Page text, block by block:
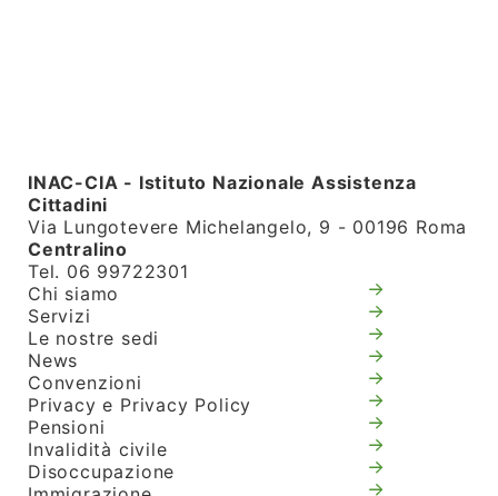
INAC-CIA - Istituto Nazionale Assistenza
Cittadini
Via Lungotevere Michelangelo, 9 - 00196 Roma
Centralino
Tel. 06 99722301
Chi siamo
Servizi
Le nostre sedi
News
Convenzioni
Privacy e Privacy Policy
Pensioni
Invalidità civile
Disoccupazione